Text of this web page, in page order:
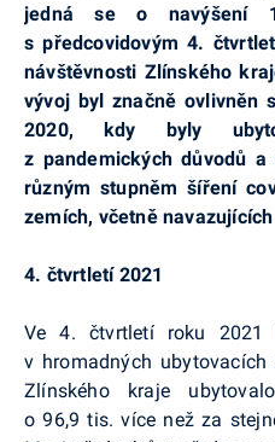
jedná se o navýšení
s předcovidovým 4.
návštěvnosti Zlínského
vývoj byl značně ovlivněn
2020, kdy byly
z pandemických důvodů
různým stupněm šíření
zemích, včetně
4. čtvrtletí 2021
Ve 4. čtvrtletí roku 2021
v hromadných
Zlínského kraje
o 96,9 tis. více než za